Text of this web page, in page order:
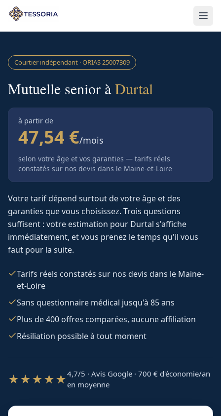
Aller au contenu principal
Courtier indépendant · ORIAS25007309
Mutuelle senior àDurtal
à partir de
47,54 €/mois
selon votre âge et vos garanties — tarifs réels
constatés sur nos devis dans le Maine-et-Loire
Votre tarif dépend surtout de votre âge et des
garanties que vous choisissez. Trois questions
suffisent : votre estimation pour Durtal s'affiche
immédiatement, et vous prenez le temps qu'il vous
faut pour la suite.
Tarifs réels constatés sur nos devis dans le Maine-
et-Loire
Sans questionnaire médical jusqu'à 85 ans
Plus de 400 offres comparées, aucune affiliation
Résiliation possible à tout moment
★★★★★4,7/5 · Avis Google · 700 € d'économie/an
en moyenne